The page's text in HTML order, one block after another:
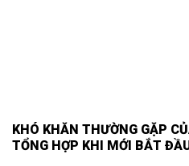
KHÓ KHĂN THƯỜNG GẶP
TỔNG HỢP KHI MỚI BẮT